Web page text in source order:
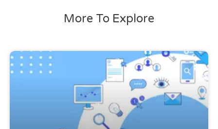
More To Explore